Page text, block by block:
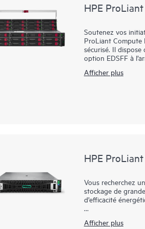
Gen12 est une
datacenter.
HPE
Soutenez vos
ProLiant Compute
sécurisé. Il dispose
option EDSFF à
pour les charges
architecture
nécessitant un
Afficher plus
HPE
Vous recherchez
stockage de
d’efficacité
d’exceptionnelles
Afficher plus